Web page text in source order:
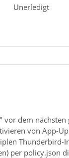
Unerledigt
dem
von App-
per policy.json